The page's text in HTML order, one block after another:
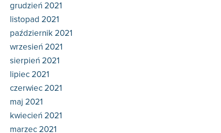
grudzień 2021
listopad 2021
październik 2021
wrzesień 2021
sierpień 2021
lipiec 2021
czerwiec 2021
maj 2021
kwiecień 2021
marzec 2021